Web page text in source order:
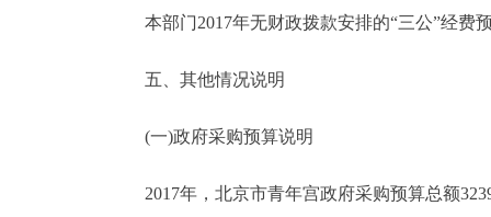
ESPAÑOL
ITALIANO
本部门2017年无财政拨款安排的“三公”经费
五、其他情况说明
(一)政府采购预算说明
2017年，北京市青年宫政府采购预算总额